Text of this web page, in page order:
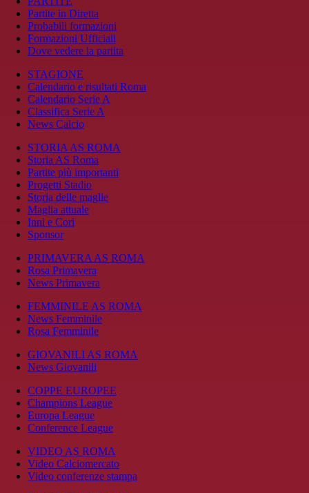
Partite in Diretta
Probabili formazioni
Formazioni Ufficiali
Dove vedere la partita
STAGIONE
Calendario e risultati Roma
Calendario Serie A
Classifica Serie A
News Calcio
STORIA AS ROMA
Storia AS Roma
Partite più importanti
Progetti Stadio
Storia delle maglie
Maglia attuale
Inni e Cori
Sponsor
PRIMAVERA AS ROMA
Rosa Primavera
News Primavera
FEMMINILE AS ROMA
News Femminile
Rosa Femminile
GIOVANILI AS ROMA
News Giovanili
COPPE EUROPEE
Champions League
Europa League
Conference League
VIDEO AS ROMA
Video Calciomercato
Video conferenze stampa